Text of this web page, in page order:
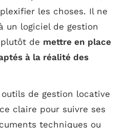
les choses. Il ne
un logiciel de gestion
de mettre en place
à la réalité des
de gestion locative
claire pour suivre ses
techniques ou